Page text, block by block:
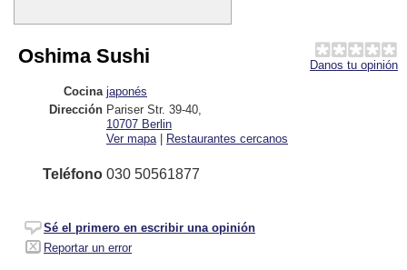
Danos tu opinión
Oshima Sushi
Cocina japonés
Dirección Pariser Str. 39-40
10707 Berlin
Ver mapa | Restaurantes cercanos
Teléfono 030 50561877
Sé el primero en escribir una opinión
Reportar un error